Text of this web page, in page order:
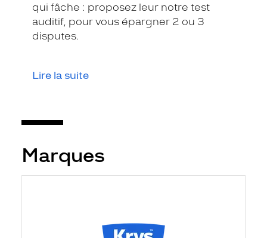
qui fâche : proposez leur notre test
auditif, pour vous épargner 2 ou 3
disputes.
Lire la suite
Marques